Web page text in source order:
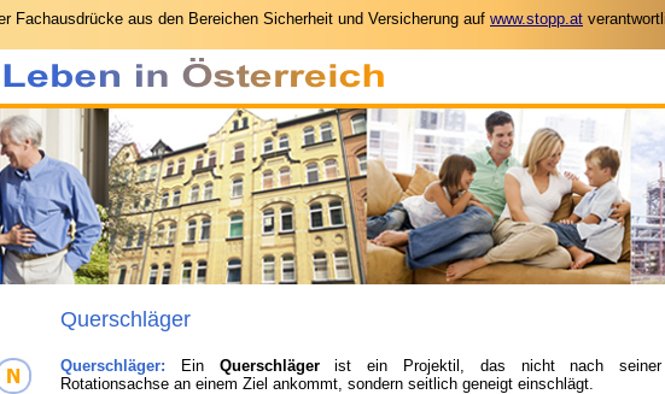
Fachausdrücke aus den Bereichen Sicherheit und Versicherung auf www.stopp.at
Querschläger
Querschläger: Ein Querschlägerist ein Projektil, das nicht nach seiner
Rotationsachse an einem Ziel ankommt, sondern seitlich geneigt einschlägt.